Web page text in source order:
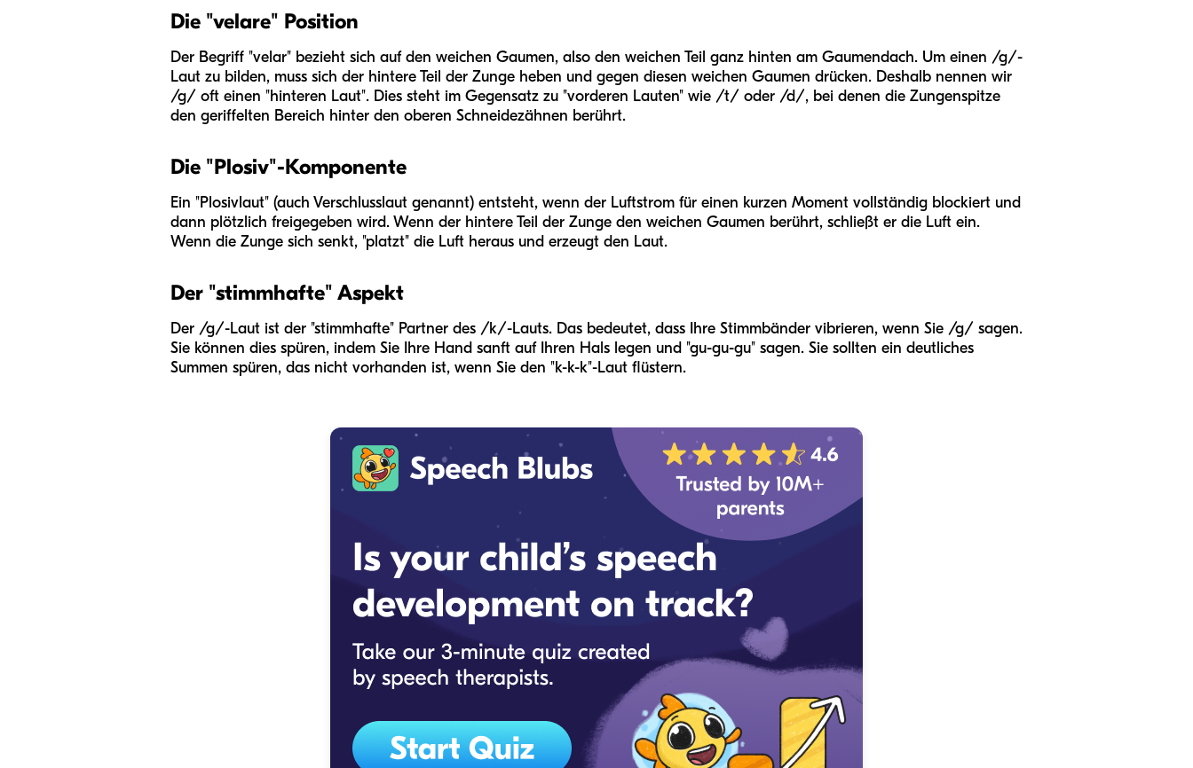
Die "velare" Position
Der Begriff "velar" bezieht sich auf den weichen Gaumen, also den weichen Teil ganz hinten am Gaumendach. Um einen /g/-
Laut zu bilden, muss sich der hintere Teil der Zunge heben und gegen diesen weichen Gaumen drücken. Deshalb nennen wir
/g/ oft einen "hinteren Laut". Dies steht im Gegensatz zu "vorderen Lauten" wie /t/ oder /d/, bei denen die Zungenspitze
den geriffelten Bereich hinter den oberen Schneidezähnen berührt.
Die "Plosiv"-Komponente
Ein "Plosivlaut" (auch Verschlusslaut genannt) entsteht, wenn der Luftstrom für einen kurzen Moment vollständig blockiert und
dann plötzlich freigegeben wird. Wenn der hintere Teil der Zunge den weichen Gaumen berührt, schließt er die Luft ein.
Wenn die Zunge sich senkt, "platzt" die Luft heraus und erzeugt den Laut.
Der "stimmhafte" Aspekt
Der /g/-Laut ist der "stimmhafte" Partner des /k/-Lauts. Das bedeutet, dass Ihre Stimmbänder vibrieren, wenn Sie /g/ sagen.
Sie können dies spüren, indem Sie Ihre Hand sanft auf Ihren Hals legen und "gu-gu-gu" sagen. Sie sollten ein deutliches
Summen spüren, das nicht vorhanden ist, wenn Sie den "k-k-k"-Laut flüstern.